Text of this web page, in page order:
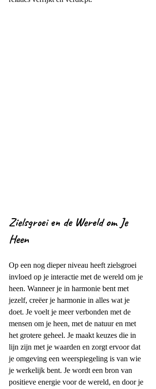
Zielsgroei en de Wereld om Je
Heen
Op een nog dieper niveau heeft zielsgroei
invloed op je interactie met de wereld om je
heen. Wanneer je in harmonie bent met
jezelf, creëer je harmonie in alles wat je
doet. Je voelt je meer verbonden met de
mensen om je heen, met de natuur en met
het grotere geheel. Je maakt keuzes die in
lijn zijn met je waarden en zorgt ervoor dat
je omgeving een weerspiegeling is van wie
je werkelijk bent. Je wordt een bron van
positieve energie voor de wereld, en door je